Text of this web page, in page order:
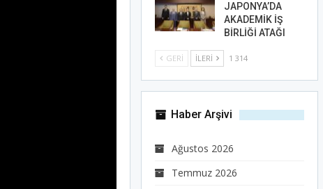
JAPONYA’DA
AKADEMİK İŞ
BİRLİĞİ ATAĞI
GERI İLERI 1 314
Haber Arşivi
Ağustos 2026
Temmuz 2026